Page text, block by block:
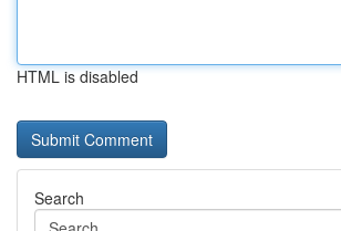
HTML is disabled
Search